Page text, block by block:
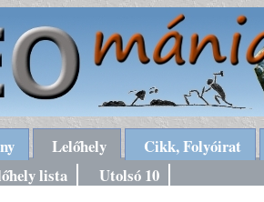
Lelőhely
Cikk, Folyóirat
lista Utolsó 10